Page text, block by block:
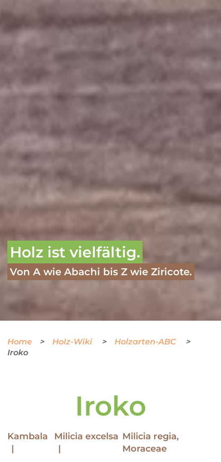
Holz ist vielfältig.
Von A wie Abachi bis Z wie Ziricote.
Home Holz-Wiki
Holzarten-ABC
Iroko
Iroko
Kambala Milicia excelsa Milicia regia,
Moraceae